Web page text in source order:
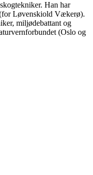
Han har
Løvenskiold Vækerø).
miljødebattant og
(Oslo og